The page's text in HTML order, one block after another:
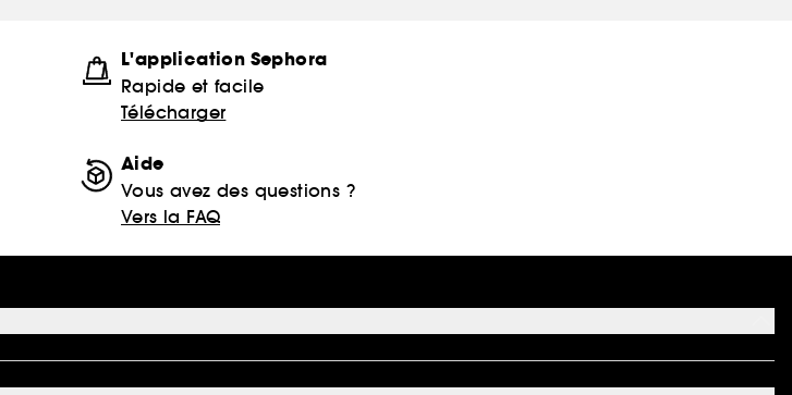
L'application Sephora
Rapide et facile
Télécharger
Aide
Vous avez des questions ?
Vers la FAQ